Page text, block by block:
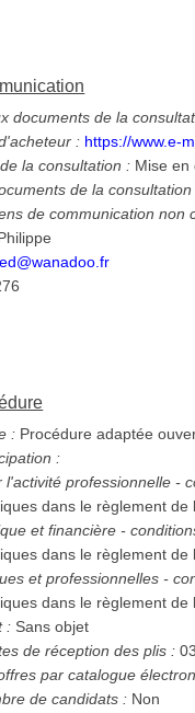
documents de la
: https://www.e-
la consultation : Mise en
de la
de communication non
: Procédure adaptée
:
l'activité professionnelle -
dans le règlement de
et financière -
dans le règlement de
et professionnelles -
dans le règlement de
: Sans objet
de réception des plis :
par catalogue
de candidats : Non